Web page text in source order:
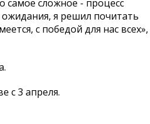
самое сложное - процесс
ожидания, я решил почитать
с победой для нас всех»,
с 3 апреля.